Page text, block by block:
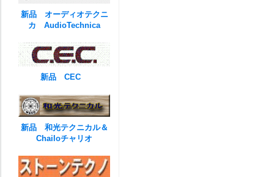
新品 オーディオテクニ
カ AudioTechnica
新品 CEC
新品 和光テクニカル＆
Chailoチャリオ